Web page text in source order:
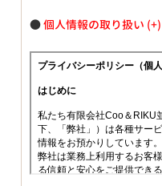
●個人情報の取り扱い